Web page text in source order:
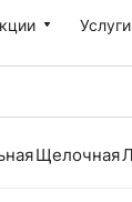
Услуги
Щелочная